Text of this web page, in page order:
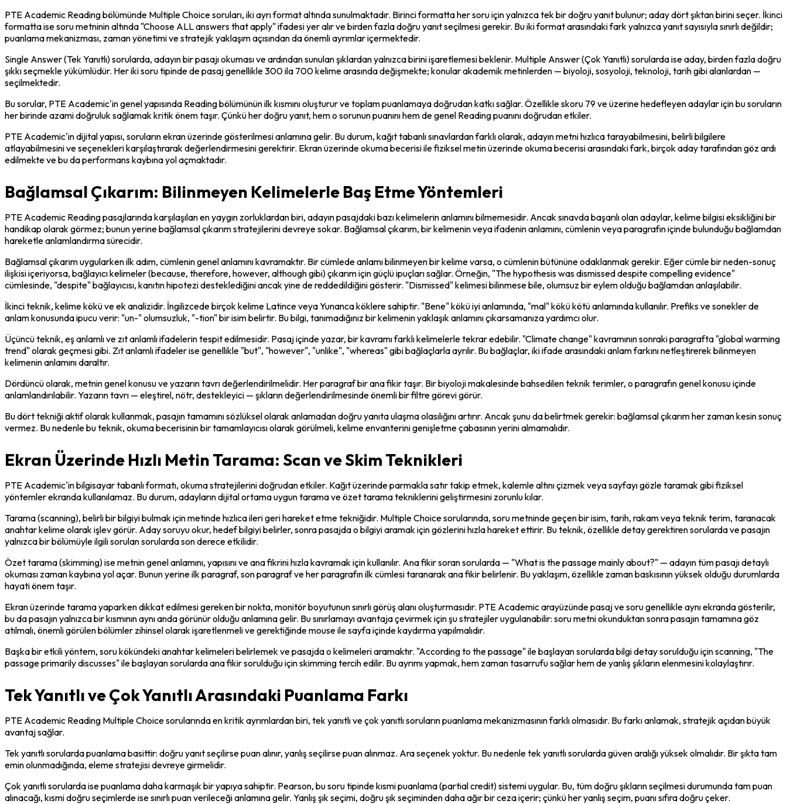
PTE Academic Reading bölümünde Multiple Choice soruları, iki ayrı format altında sunulmaktadır. Birinci formatta her soru için yalnızca tek bir doğru yanıt bulunur; aday dört şıktan birini seçer. İkinci
formatta ise soru metninin altında "Choose ALL answers that apply" ifadesi yer alır ve birden fazla doğru yanıt seçilmesi gerekir. Bu iki format arasındaki fark yalnızca yanıt sayısıyla sınırlı değildir;
puanlama mekanizması, zaman yönetimi ve stratejik yaklaşım açısından da önemli ayrımlar içermektedir.
Single Answer (Tek Yanıtlı) sorularda, adayın bir pasajı okuması ve ardından sunulan şıklardan yalnızca birini işaretlemesi beklenir. Multiple Answer (Çok Yanıtlı) sorularda ise aday, birden fazla doğru
şıkkı seçmekle yükümlüdür. Her iki soru tipinde de pasaj genellikle 300 ila 700 kelime arasında değişmekte; konular akademik metinlerden — biyoloji, sosyoloji, teknoloji, tarih gibi alanlardan —
seçilmektedir.
Bu sorular, PTE Academic'in genel yapısında Reading bölümünün ilk kısmını oluşturur ve toplam puanlamaya doğrudan katkı sağlar. Özellikle skoru 79 ve üzerine hedefleyen adaylar için bu soruların
her birinde azami doğruluk sağlamak kritik önem taşır. Çünkü her doğru yanıt, hem o sorunun puanını hem de genel Reading puanını doğrudan etkiler.
PTE Academic'in dijital yapısı, soruların ekran üzerinde gösterilmesi anlamına gelir. Bu durum, kağıt tabanlı sınavlardan farklı olarak, adayın metni hızlıca tarayabilmesini, belirli bilgilere
atlayabilmesini ve seçenekleri karşılaştırarak değerlendirmesini gerektirir. Ekran üzerinde okuma becerisi ile fiziksel metin üzerinde okuma becerisi arasındaki fark, birçok aday tarafından göz ardı
edilmekte ve bu da performans kaybına yol açmaktadır.
Bağlamsal Çıkarım: Bilinmeyen Kelimelerle Baş Etme Yöntemleri
PTE Academic Reading pasajlarında karşılaşılan en yaygın zorluklardan biri, adayın pasajdaki bazı kelimelerin anlamını bilmemesidir. Ancak sınavda başarılı olan adaylar, kelime bilgisi eksikliğini bir
handikap olarak görmez; bunun yerine bağlamsal çıkarım stratejilerini devreye sokar. Bağlamsal çıkarım, bir kelimenin veya ifadenin anlamını, cümlenin veya paragrafın içinde bulunduğu bağlamdan
hareketle anlamlandırma sürecidir.
Bağlamsal çıkarım uygularken ilk adım, cümlenin genel anlamını kavramaktır. Bir cümlede anlamı bilinmeyen bir kelime varsa, o cümlenin bütününe odaklanmak gerekir. Eğer cümle bir neden-sonuç
ilişkisi içeriyorsa, bağlayıcı kelimeler (because, therefore, however, although gibi) çıkarım için güçlü ipuçları sağlar. Örneğin, "The hypothesis was dismissed despite compelling evidence"
cümlesinde, "despite" bağlayıcısı, kanıtın hipotezi desteklediğini ancak yine de reddedildiğini gösterir. "Dismissed" kelimesi bilinmese bile, olumsuz bir eylem olduğu bağlamdan anlaşılabilir.
İkinci teknik, kelime kökü ve ek analizidir. İngilizcede birçok kelime Latince veya Yunanca köklere sahiptir. "Bene" kökü iyi anlamında, "mal" kökü kötü anlamında kullanılır. Prefiks ve sonekler de
anlam konusunda ipucu verir: "un-" olumsuzluk, "-tion" bir isim belirtir. Bu bilgi, tanımadığınız bir kelimenin yaklaşık anlamını çıkarsamanıza yardımcı olur.
Üçüncü teknik, eş anlamlı ve zıt anlamlı ifadelerin tespit edilmesidir. Pasaj içinde yazar, bir kavramı farklı kelimelerle tekrar edebilir. "Climate change" kavramının sonraki paragrafta "global warming
trend" olarak geçmesi gibi. Zıt anlamlı ifadeler ise genellikle "but", "however", "unlike", "whereas" gibi bağlaçlarla ayrılır. Bu bağlaçlar, iki ifade arasındaki anlam farkını netleştirerek bilinmeyen
kelimenin anlamını daraltır.
Dördüncü olarak, metnin genel konusu ve yazarın tavrı değerlendirilmelidir. Her paragraf bir ana fikir taşır. Bir biyoloji makalesinde bahsedilen teknik terimler, o paragrafın genel konusu içinde
anlamlandırılabilir. Yazarın tavrı — eleştirel, nötr, destekleyici — şıkların değerlendirilmesinde önemli bir filtre görevi görür.
Bu dört tekniği aktif olarak kullanmak, pasajın tamamını sözlüksel olarak anlamadan doğru yanıta ulaşma olasılığını artırır. Ancak şunu da belirtmek gerekir: bağlamsal çıkarım her zaman kesin sonuç
vermez. Bu nedenle bu teknik, okuma becerisinin bir tamamlayıcısı olarak görülmeli, kelime envanterini genişletme çabasının yerini almamalıdır.
Ekran Üzerinde Hızlı Metin Tarama: Scan ve Skim Teknikleri
PTE Academic'in bilgisayar tabanlı formatı, okuma stratejilerini doğrudan etkiler. Kağıt üzerinde parmakla satır takip etmek, kalemle altını çizmek veya sayfayı gözle taramak gibi fiziksel
yöntemler ekranda kullanılamaz. Bu durum, adayların dijital ortama uygun tarama ve özet tarama tekniklerini geliştirmesini zorunlu kılar.
Tarama (scanning), belirli bir bilgiyi bulmak için metinde hızlıca ileri geri hareket etme tekniğidir. Multiple Choice sorularında, soru metninde geçen bir isim, tarih, rakam veya teknik terim, taranacak
anahtar kelime olarak işlev görür. Aday soruyu okur, hedef bilgiyi belirler, sonra pasajda o bilgiyi aramak için gözlerini hızla hareket ettirir. Bu teknik, özellikle detay gerektiren sorularda ve pasajın
yalnızca bir bölümüyle ilgili sorulan sorularda son derece etkilidir.
Özet tarama (skimming) ise metnin genel anlamını, yapısını ve ana fikrini hızla kavramak için kullanılır. Ana fikir soran sorularda — "What is the passage mainly about?" — adayın tüm pasajı detaylı
okuması zaman kaybına yol açar. Bunun yerine ilk paragraf, son paragraf ve her paragrafın ilk cümlesi taranarak ana fikir belirlenir. Bu yaklaşım, özellikle zaman baskısının yüksek olduğu durumlarda
hayati önem taşır.
Ekran üzerinde tarama yaparken dikkat edilmesi gereken bir nokta, monitör boyutunun sınırlı görüş alanı oluşturmasıdır. PTE Academic arayüzünde pasaj ve soru genellikle aynı ekranda gösterilir,
bu da pasajın yalnızca bir kısmının aynı anda görünür olduğu anlamına gelir. Bu sınırlamayı avantaja çevirmek için şu stratejiler uygulanabilir: soru metni okunduktan sonra pasajın tamamına göz
atılmalı, önemli görülen bölümler zihinsel olarak işaretlenmeli ve gerektiğinde mouse ile sayfa içinde kaydırma yapılmalıdır.
Başka bir etkili yöntem, soru kökündeki anahtar kelimeleri belirlemek ve pasajda o kelimeleri aramaktır. "According to the passage" ile başlayan sorularda bilgi detay sorulduğu için scanning, "The
passage primarily discusses" ile başlayan sorularda ana fikir sorulduğu için skimming tercih edilir. Bu ayrımı yapmak, hem zaman tasarrufu sağlar hem de yanlış şıkların elenmesini kolaylaştırır.
Tek Yanıtlı ve Çok Yanıtlı Arasındaki Puanlama Farkı
PTE Academic Reading Multiple Choice sorularında en kritik ayrımlardan biri, tek yanıtlı ve çok yanıtlı soruların puanlama mekanizmasının farklı olmasıdır. Bu farkı anlamak, stratejik açıdan büyük
avantaj sağlar.
Tek yanıtlı sorularda puanlama basittir: doğru yanıt seçilirse puan alınır, yanlış seçilirse puan alınmaz. Ara seçenek yoktur. Bu nedenle tek yanıtlı sorularda güven aralığı yüksek olmalıdır. Bir şıkta tam
emin olunmadığında, eleme stratejisi devreye girmelidir.
Çok yanıtlı sorularda ise puanlama daha karmaşık bir yapıya sahiptir. Pearson, bu soru tipinde kısmi puanlama (partial credit) sistemi uygular. Bu, tüm doğru şıkların seçilmesi durumunda tam puan
alınacağı, kısmi doğru seçimlerde ise sınırlı puan verileceği anlamına gelir. Yanlış şık seçimi, doğru şık seçiminden daha ağır bir ceza içerir; çünkü her yanlış seçim, puanı sıfıra doğru çeker.